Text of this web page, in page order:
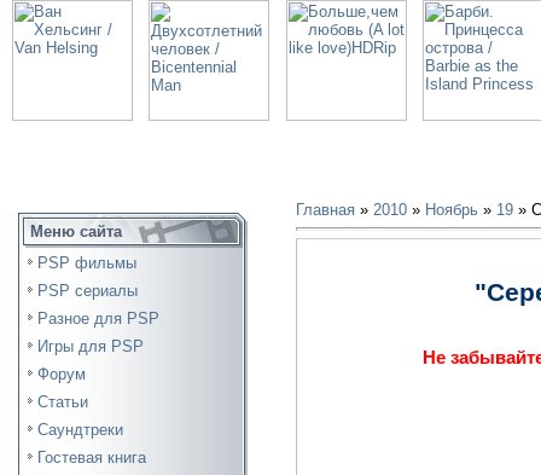
Меню сайта
PSP фильмы
PSP сериалы
Разное для PSP
Игры для PSP
Форум
Статьи
Саундтреки
Гостевая книга
Главная » 2010 » Ноябрь » 19 »
Не